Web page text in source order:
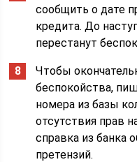
сообщить о дате
кредита. До
перестанут
Чтобы
беспокойства,
номера из базы
отсутствия прав
справка из банка
претензий.